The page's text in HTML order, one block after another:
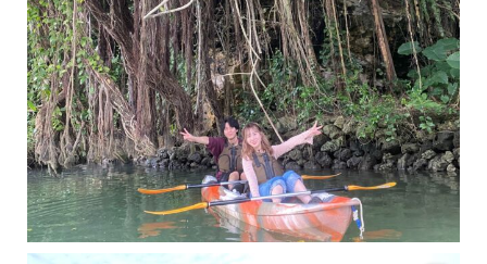
梅雨真っ只中の沖縄ですが 今日もカンカンに晴れてくれました！！
今日は満潮だっ